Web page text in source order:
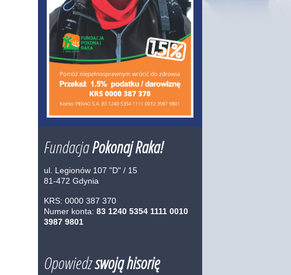
FundacjaPokonaj Raka!
ul. Legionów 107 "D" / 15
81-472 Gdynia
KRS: 0000 387 370
Numer konta:83 1240 5354 1111 0010
3987 9801
Opowiedzswoją hisorię